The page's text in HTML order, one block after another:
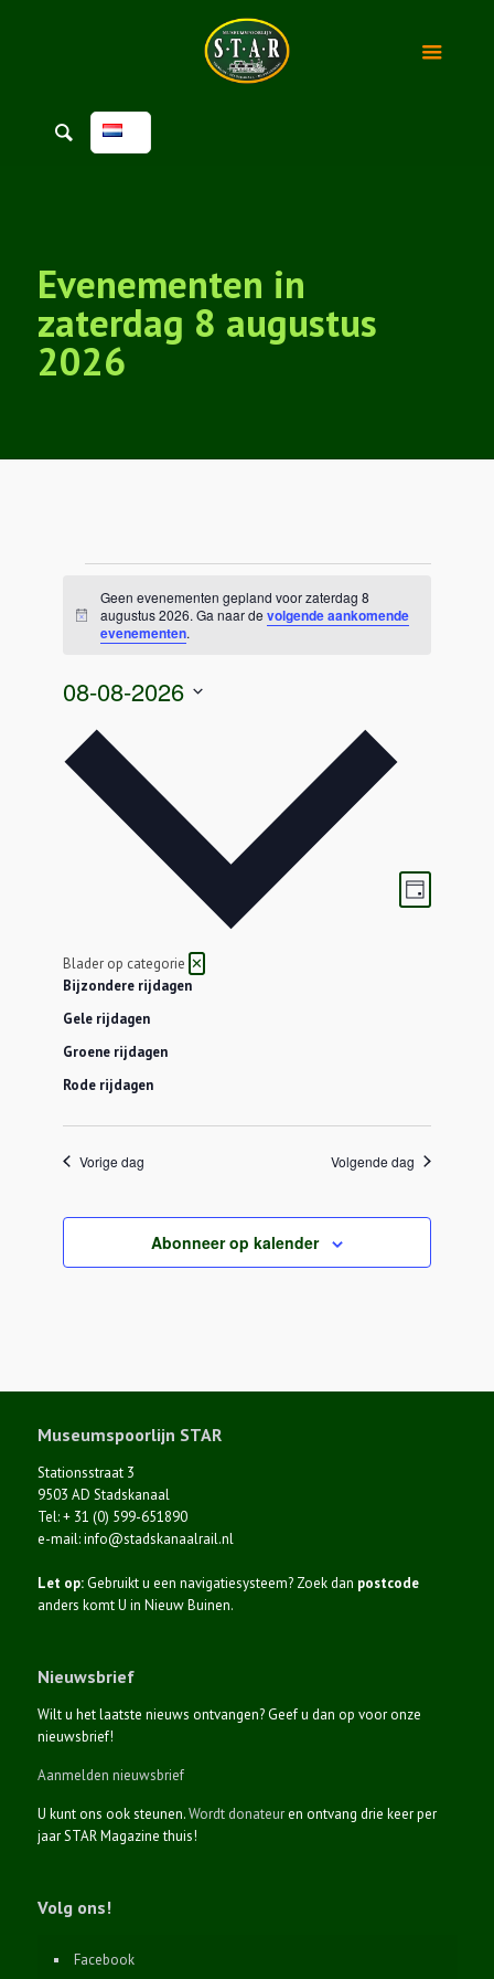
Evenementen in
zaterdag 8 augustus
2026
Evenementen
in
zaterdag
augustus
2026
Bericht
Geen evenementen gepland voor zaterdag 8
augustus 2026. Ga naar devolgende aankomende
evenementen.
navigatie
Dag
08-08-2026
een
datum.
Blader op categorie ✕
Bijzondere rijdagen
Gele rijdagen
Groene rijdagen
Rode rijdagen
Vorige dag Volgende dag
Abonneer op kalender
Museumspoorlijn STAR
Stationsstraat 3
9503 AD Stadskanaal
Tel: + 31 (0) 599-651890
e-mail: info@stadskanaalrail.nl
Let op:Gebruikt u een navigatiesysteem? Zoek dan postcode
anders komt U in Nieuw Buinen.
Nieuwsbrief
Wilt u het laatste nieuws ontvangen? Geef u dan op voor onze
nieuwsbrief!
Aanmelden nieuwsbrief
U kunt ons ook steunen.Wordt donateuren ontvang drie keer per
jaar STAR Magazine thuis!
Volg ons!
Facebook